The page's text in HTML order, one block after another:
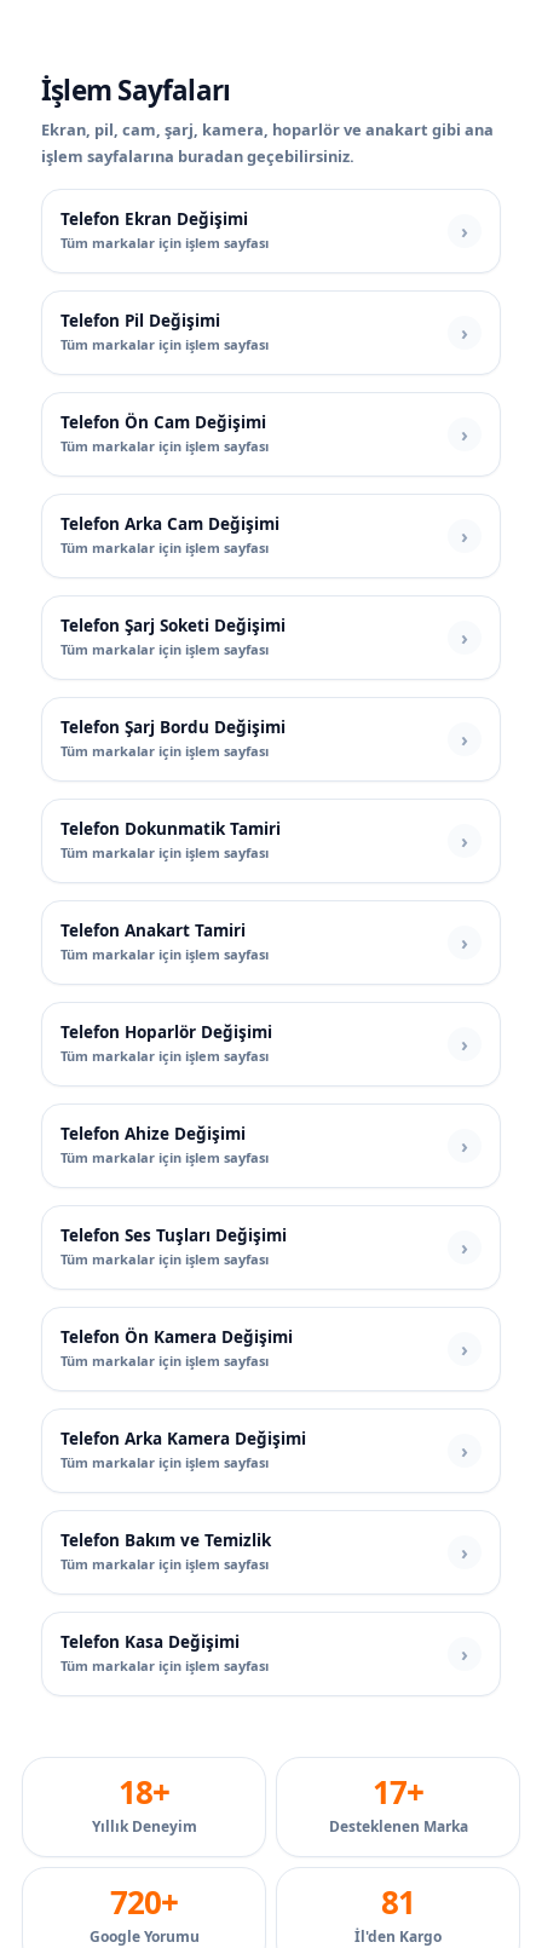
İşlem Sayfaları
Ekran, pil, cam, şarj, kamera, hoparlör ve anakart gibi ana
işlem sayfalarına buradan geçebilirsiniz.
Telefon Ekran Değişimi
Tüm markalar için işlem sayfası
Telefon Pil Değişimi
Tüm markalar için işlem sayfası
Telefon Ön Cam Değişimi
Tüm markalar için işlem sayfası
Telefon Arka Cam Değişimi
Tüm markalar için işlem sayfası
Telefon Şarj Soketi Değişimi
Tüm markalar için işlem sayfası
Telefon Şarj Bordu Değişimi
Tüm markalar için işlem sayfası
Telefon Dokunmatik Tamiri
Tüm markalar için işlem sayfası
Telefon Anakart Tamiri
Tüm markalar için işlem sayfası
Telefon Hoparlör Değişimi
Tüm markalar için işlem sayfası
Telefon Ahize Değişimi
Tüm markalar için işlem sayfası
Telefon Ses Tuşları Değişimi
Tüm markalar için işlem sayfası
Telefon Ön Kamera Değişimi
Tüm markalar için işlem sayfası
Telefon Arka Kamera Değişimi
Tüm markalar için işlem sayfası
Telefon Bakım ve Temizlik
Tüm markalar için işlem sayfası
Telefon Kasa Değişimi
Tüm markalar için işlem sayfası
18+
Yıllık Deneyim
17+
Desteklenen Marka
720+
Google Yorumu
81
İl'den Kargo